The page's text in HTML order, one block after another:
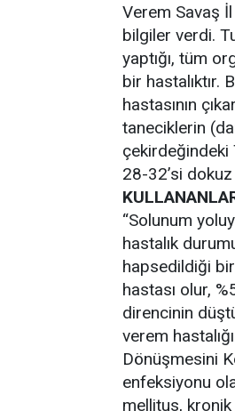
Verem Savaş
bilgiler verdi.
yaptığı, tüm
bir hastalıktır.
hastasının
taneciklerin
çekirdeğindeki
28-32’si
“Solunum
hastalık
hapsedildiği
hastası olur,
direncinin
verem
Dönüşmesini
enfeksiyonu
mellitus,